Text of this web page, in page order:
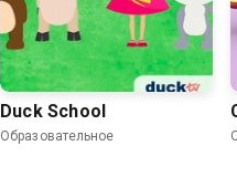
Duck School
Образовательное